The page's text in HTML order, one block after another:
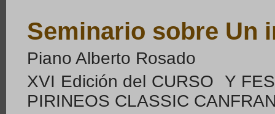
Seminario sobre Un
Piano Alberto Rosado
XVI Edición del CURSO Y
PIRINEOS CLASSIC